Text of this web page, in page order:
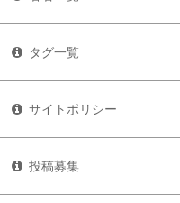
タグ一覧
サイトポリシー
投稿募集